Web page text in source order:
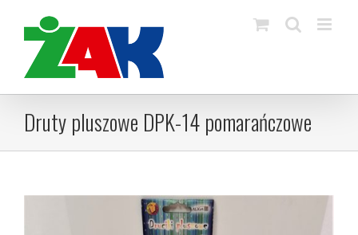
content
Druty pluszowe DPK-14 pomarańczowe